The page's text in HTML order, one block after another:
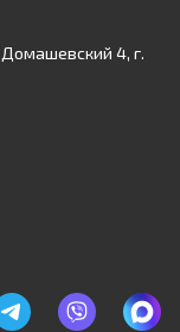
4, г.